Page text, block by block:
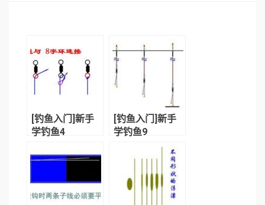
[钓鱼入门]新手
学钓鱼4
[钓鱼入门]新手
学钓鱼9